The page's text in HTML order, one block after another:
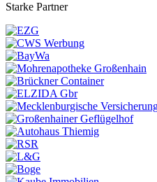
Starke Partner